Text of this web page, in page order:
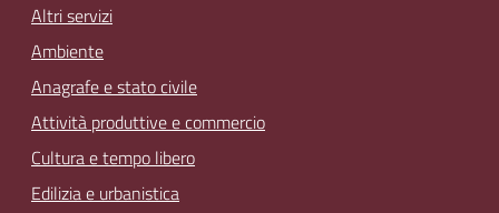
Altri servizi
Ambiente
Anagrafe e stato civile
Attività produttive e commercio
Cultura e tempo libero
Edilizia e urbanistica